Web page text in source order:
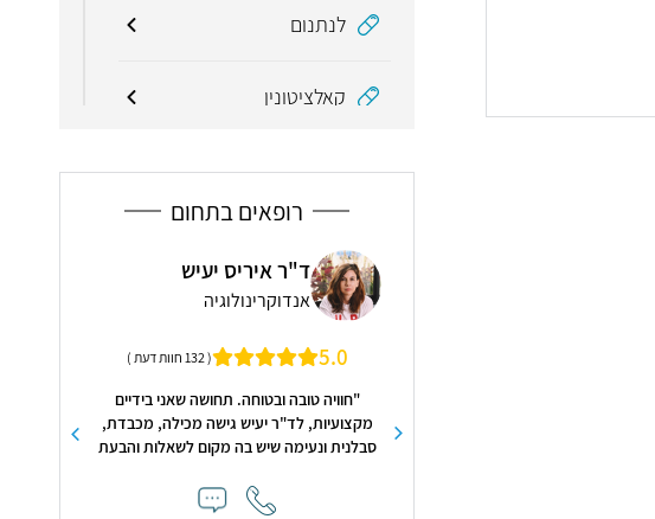
לנתנום
קאלציטונין
מונחים קשורים
אורטרוצלה, שופכן מוגדל
אי-ספיקת כבד
רופאים בתחום
בתחומו, עם ידע רפואי נרחב ביותר. במקביל
״ולמרות״ מומחיותו, הוא צנוע, אנושי, ואמפטי
ד"ר איריס יעיש
אנדוקרינולוגיה
5.0 ( 132 חוות דעת )
"חוויה טובה ובטוחה. תחושה שאני בידיים
מקצועיות, לד"ר יעיש גישה מכילה, מכבדת,
סבלנית ונעימה שיש בה מקום לשאלות והבעת
ממליצה מכל הלב"